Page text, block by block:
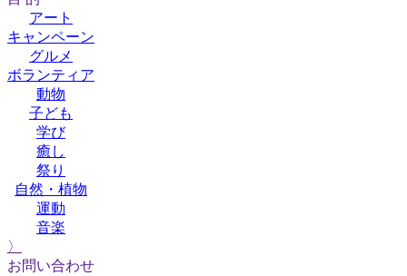
アート
キャンペーン
グルメ
ボランティア
動物
子ども
学び
癒し
祭り
自然・植物
運動
音楽
〉
お問い合わせ